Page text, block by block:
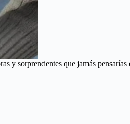
y sorprendentes que jamás